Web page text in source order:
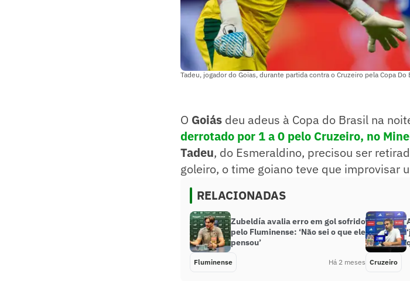
Tadeu, jogador do Goias, durante partida contra o Cruzeiro pela Copa
O Goiás deu adeus à Copa do Brasil na
derrotado por 1 a 0 pelo Cruzeiro, no
Tadeu, do Esmeraldino, precisou ser
goleiro, o time goiano teve que improvisar
RELACIONADAS
Zubeldía avalia erro em gol sofrido
pelo Fluminense: ‘Não sei o que ele
pensou’
Fluminense Há 2 meses Cruzeiro